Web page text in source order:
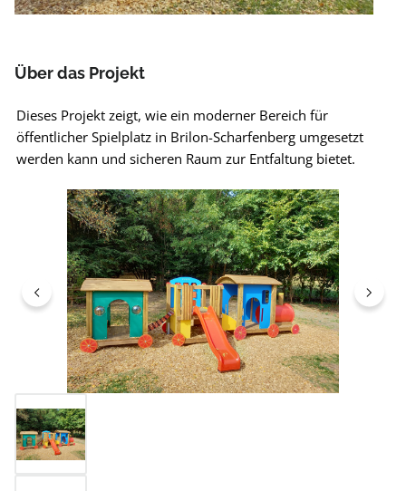
Über das Projekt
Dieses Projekt zeigt, wie ein moderner Bereich für
öffentlicher Spielplatz in Brilon-Scharfenberg umgesetzt
werden kann und sicheren Raum zur Entfaltung bietet.
Bildergalerie überspringen